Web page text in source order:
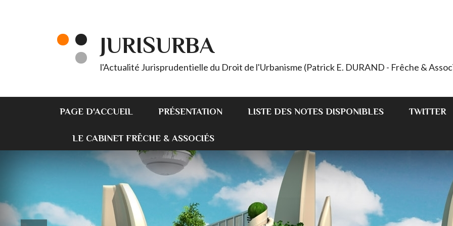
JURISURBA
l'Actualité Jurisprudentielle du Droit de l'Urbanisme (Patrick E. DURAND - Frêche &
PAGE D'ACCUEIL PRÉSENTATION LISTE DES NOTES DISPONIBLES TWITTER
LE CABINET FRÊCHE & ASSOCIÉS